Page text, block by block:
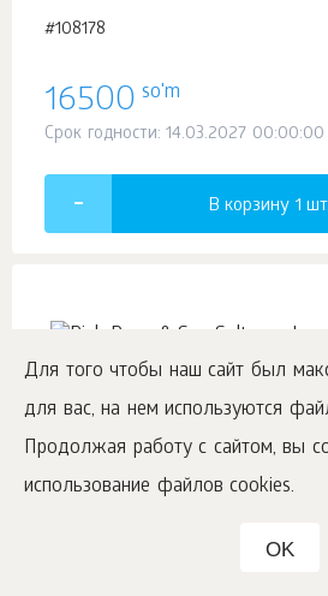
Для того чтобы наш сайт был
для вас, на нем используются
Продолжая работу с сайтом, вы
использование файлов cookies.
OK
#108178
16500 so'm
Срок годности: 14.03.2027 00:00:00
В корзину 1 шт.
Pink Rose & Sea Salt,
1,5 мл
Aromapolis Olfactive Studio
#108179